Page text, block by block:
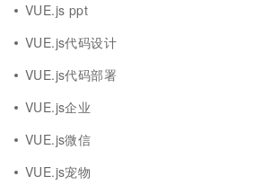
VUE.js ppt
VUE.js代码设计
VUE.js代码部署
VUE.js企业
VUE.js微信
VUE.js宠物